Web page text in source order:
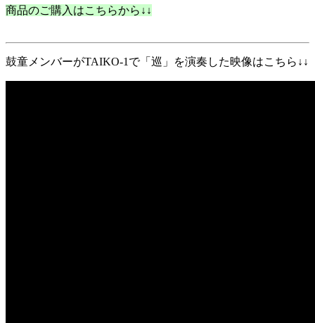
商品のご購入はこちらから↓↓
鼓童メンバーがTAIKO-1で「巡」を演奏した映像はこちら↓↓